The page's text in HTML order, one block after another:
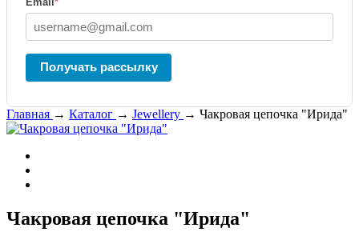
Получать рассылку
Главная → Каталог → Jewellery → Чакровая цепочка "Ирида"
Чакровая цепочка "Ирида"